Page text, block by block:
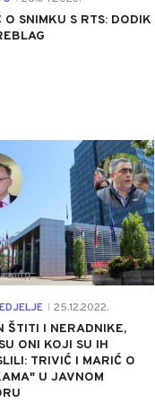
O SNIMKU S RTS: DODIK
25.12.2022.
ŠTITI I NERADNIKE,
ONI KOJI SU IH
TRIVIĆ I MARIĆ O
U JAVNOM
4